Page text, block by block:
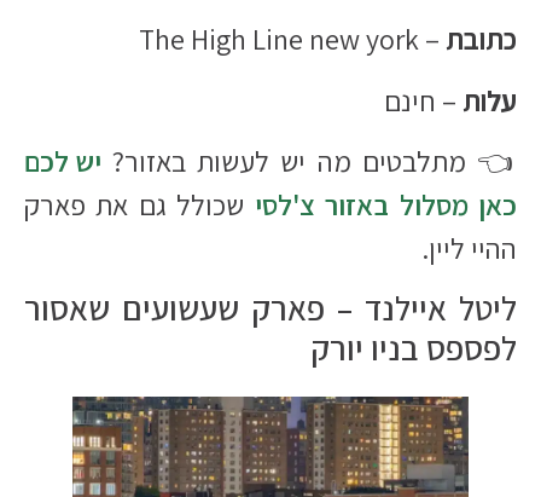
כתובת – The High Line new york
עלות – חינם
👈 מתלבטים מה יש לעשות באזור? יש לכם
כאן מסלול באזור צ'לסי שכולל גם את פארק
ההיי ליין.
ליטל איילנד – פארק שעשועים שאסור
לפספס בניו יורק